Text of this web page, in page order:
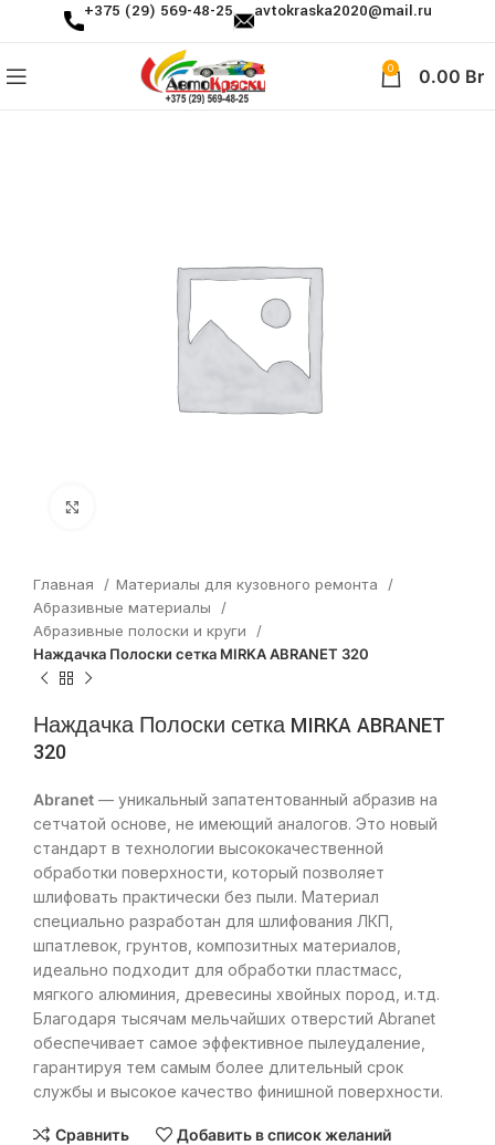
+375 (29) 569-48-25 avtokraska2020@mail.ru
0 0.00 Br
Главная
Материалы для кузовного ремонта
Абразивные материалы
Абразивные полоски и круги
Наждачка Полоски сетка MIRKA ABRANET 320
Наждачка Полоски сетка MIRKA ABRANET
320
Abranet — уникальный запатентованный абразив на
сетчатой основе, не имеющий аналогов. Это новый
стандарт в технологии высококачественной
обработки поверхности, который позволяет
шлифовать практически без пыли. Материал
специально разработан для шлифования ЛКП,
шпатлевок, грунтов, композитных материалов,
идеально подходит для обработки пластмасс,
мягкого алюминия, древесины хвойных пород, и.тд.
Благодаря тысячам мельчайших отверстий Abranet
обеспечивает самое эффективное пылеудаление,
гарантируя тем самым более длительный срок
службы и высокое качество финишной поверхности.
Сравнить Добавить в список желаний